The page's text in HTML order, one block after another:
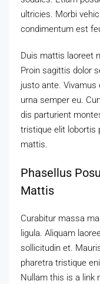
ultricies. Morbi
condimentum est
Duis mattis laoreet
Proin sagittis dolor
justo ante.
urna semper eu.
dis parturient
tristique elit lobortis
mattis.
Phasellus
Mattis
Curabitur massa
ligula. Aliquam
sollicitudin et.
pharetra tristique
Nullam this is a link